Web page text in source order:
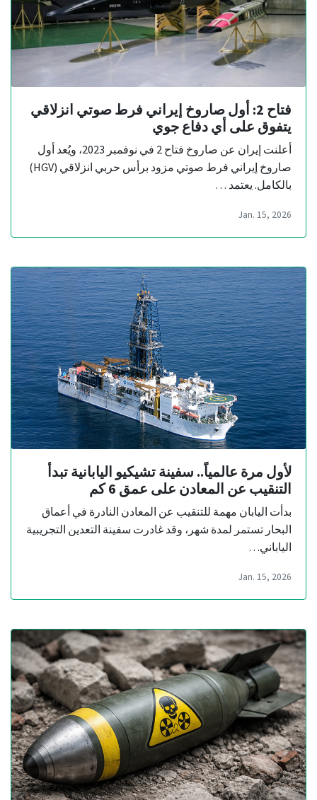
فتاح 2: أول صاروخ إيراني فرط صوتي انزلاقي
يتفوق على أي دفاع جوي
أعلنت إيران عن صاروخ فتاح 2 في نوفمبر 2023، ويُعد أول
صاروخ إيراني فرط صوتي مزود برأس حربي انزلاقي (HGV)
بالكامل. يعتمد …
Jan. 15, 2026
لأول مرة عالمياً.. سفينة تشيكيو اليابانية تبدأ
التنقيب عن المعادن على عمق 6 كم
بدأت اليابان مهمة للتنقيب عن المعادن النادرة في أعماق
البحار تستمر لمدة شهر، وقد غادرت سفينة التعدين التجريبية
الياباني…
Jan. 15, 2026